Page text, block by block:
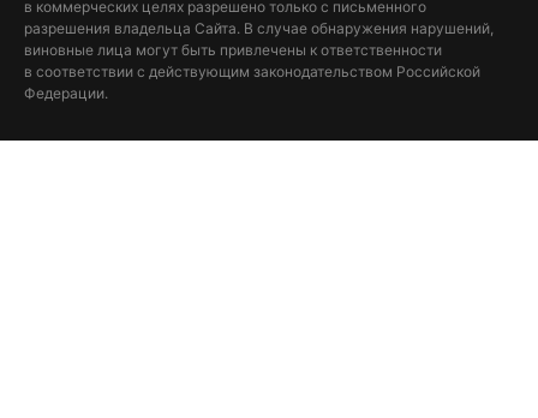
в коммерческих целях разрешено только с письменного
разрешения владельца Сайта. В случае обнаружения нарушений,
виновные лица могут быть привлечены к ответственности
в соответствии с действующим законодательством Российской
Федерации.